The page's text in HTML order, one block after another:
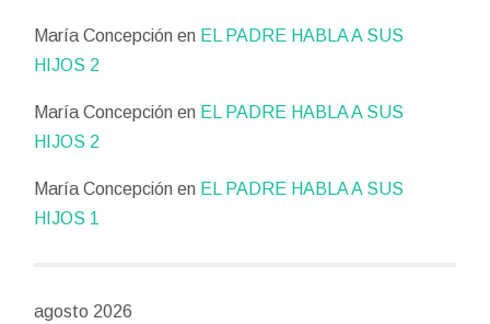
María Concepción en EL PADRE HABLA A SUS
HIJOS 2
María Concepción en EL PADRE HABLA A SUS
HIJOS 2
María Concepción en EL PADRE HABLA A SUS
HIJOS 1
agosto 2026